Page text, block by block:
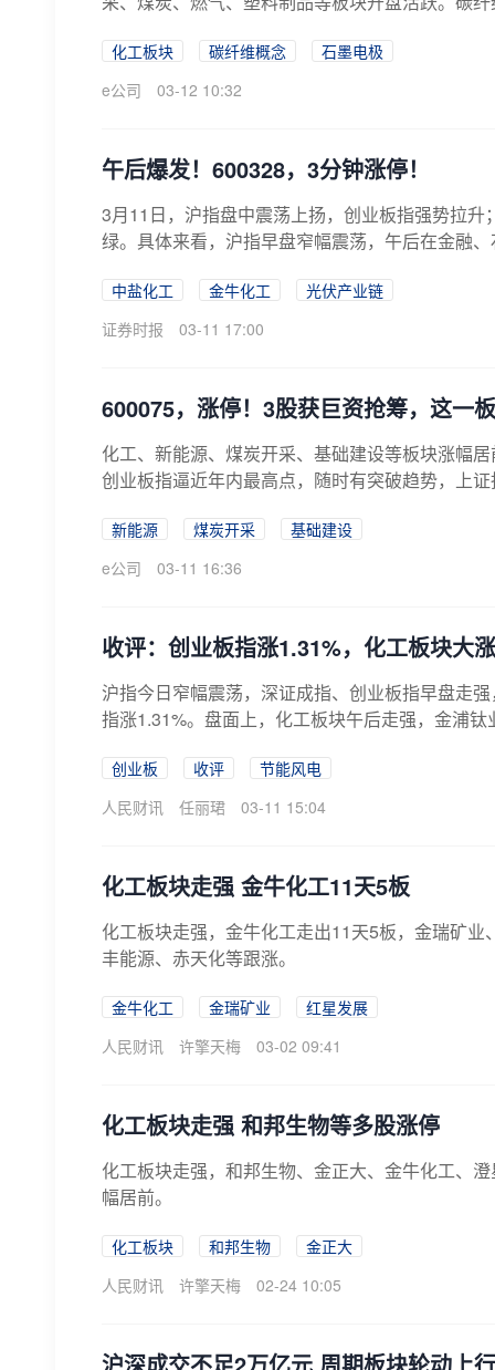
化工板块 碳纤维概念
石墨电极
e公司
03-12 10:32
午后爆发！600328，3分钟涨停！
3月11日，沪指盘中震荡上扬，创业板指强势拉
绿。具体来看，沪指早盘窄幅震荡，午后在金融
中盐化工 金牛化工
光伏产业链
证券时报
03-11 17:00
600075，涨停！3股获巨资抢筹，这一
化工、新能源、煤炭开采、基础建设等板块涨幅
创业板指逼近年内最高点，随时有突破趋势，上
新能源 煤炭开采
基础建设
e公司
03-11 16:36
收评：创业板指涨1.31%，化工板块大涨
沪指今日窄幅震荡，深证成指、创业板指早盘走
指涨1.31%。盘面上，化工板块午后走强，金浦
创业板 收评
节能风电
人民财讯
任丽珺 03-11 15:04
化工板块走强 金牛化工11天5板
化工板块走强，金牛化工走出11天5板，金瑞矿
丰能源、赤天化等跟涨。
金牛化工 金瑞矿业
红星发展
人民财讯
许擎天梅 03-02 09:41
化工板块走强 和邦生物等多股涨停
化工板块走强，和邦生物、金正大、金牛化工、
幅居前。
化工板块 和邦生物
金正大
人民财讯
许擎天梅 02-24 10:05